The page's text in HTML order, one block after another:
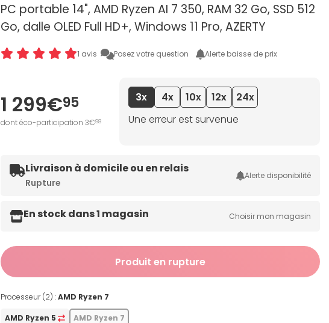
PC portable 14", AMD Ryzen AI 7 350, RAM 32 Go, SSD 512
Go, dalle OLED Full HD+, Windows 11 Pro, AZERTY
1 avis Posez votre question Alerte baisse de prix
1 299€95
dont éco-participation 3€98
3x 4x 10x 12x
24x
Une erreur est survenue
Livraison à domicile ou en relais
Rupture
Alerte disponibilité
En stock dans 1 magasin Choisir mon magasin
Produit en rupture
Processeur (2) :AMD Ryzen 7
AMD Ryzen 5 AMD Ryzen 7